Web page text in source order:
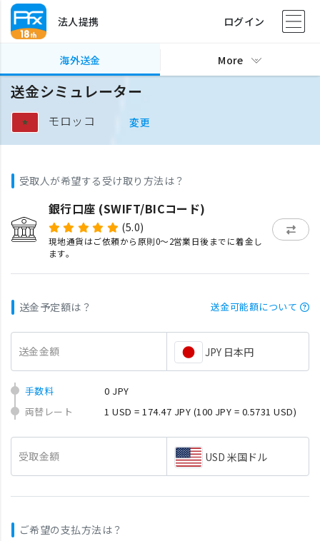
法人提携 ログイン
海外送金 More
送金シミュレーター
モロッコ 変更
受取人が希望する受け取り方法は？
銀行口座 (SWIFT/BICコード)
(5.0)
現地通貨はご依頼から原則0〜2営業日後までに着金し
ます。
送金予定額は？ 送金可能額について
送金金額 JPY 日本円
手数料
0 JPY
両替レート
1 USD = 174.47 JPY (100 JPY = 0.5731 USD)
受取金額 USD 米国ドル
ご希望の支払方法は？